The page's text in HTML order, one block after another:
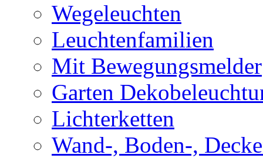
Wegeleuchten
Leuchtenfamilien
Mit Bewegungsmelder
Garten
Lichterketten
Wand-, Boden-,